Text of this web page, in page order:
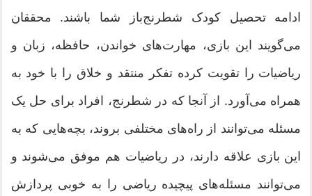
ادامه تحصیل کودک شطرنج‌باز شما باشند. محققان
می‌گویند این بازی، مهارت‌های خواندن، حافظه، زبان و
ریاضیات را تقویت کرده تفکر منتقد و خلاق را با خود به
همراه می‌آورد. از آنجا که در شطرنج، افراد برای حل یک
مسئله می‌توانند از راه‌های مختلفی بروند، بچه‌هایی که به
این بازی علاقه دارند، در ریاضیات هم موفق می‌شوند و
می‌توانند مسئله‌های پیچیده ریاضی را به خوبی پردازش